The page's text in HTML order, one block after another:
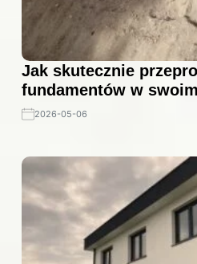
Jak skutecznie
fundamentów w
2026-05-06